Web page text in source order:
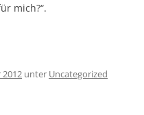
mich?“.
2012 unter Uncategorized